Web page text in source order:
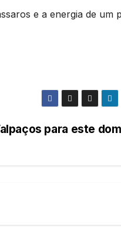
e a energia de um
para este